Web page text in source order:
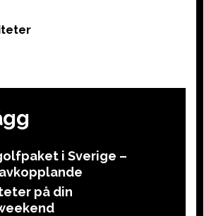
i Sverige –
på din